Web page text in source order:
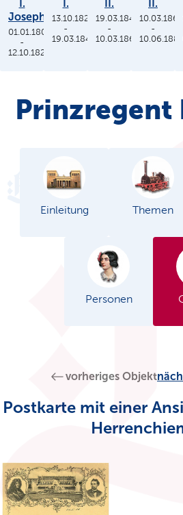
I.
Joseph
01.01.1806
-
12.10.1825
I.
13.10.1825
-
19.03.1848
II.
19.03.1848
-
10.03.1864
II.
10.03.1864
-
Prinzregent
Einleitung Themen
Personen
vorheriges Objekt
Postkarte mit einer